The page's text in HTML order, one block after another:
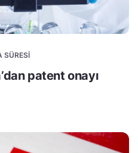
SÜRESI
patent onayı